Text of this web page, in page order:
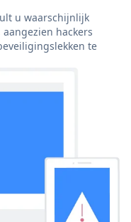
u waarschijnlijk
hackers
te